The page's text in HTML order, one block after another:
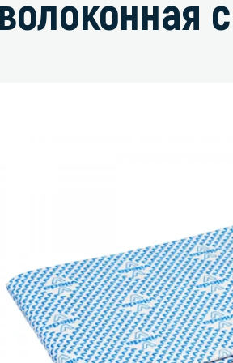
Средства
Средства
Средства
Средства